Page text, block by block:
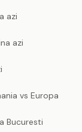
azi
azi
vs Europa
Bucuresti